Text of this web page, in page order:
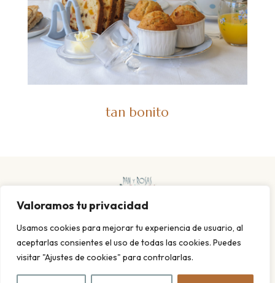
Valoramos tu privacidad
Usamos cookies para mejorar tu experiencia de usuario, al
aceptarlas consientes el uso de todas las cookies. Puedes
visitar "Ajustes de cookies" para controlarlas.
tan bonito